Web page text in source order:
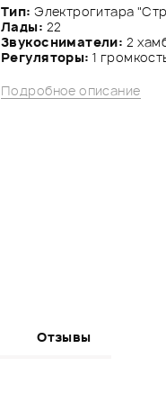
Тип: Электрогитара
Лады: 22
Звукосниматели: 2
Регуляторы: 1
Подробное описание
Отзывы